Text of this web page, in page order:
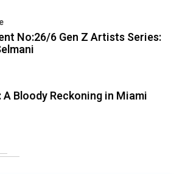
No:26/6 Gen Z Artists Series:
A Bloody Reckoning in Miami